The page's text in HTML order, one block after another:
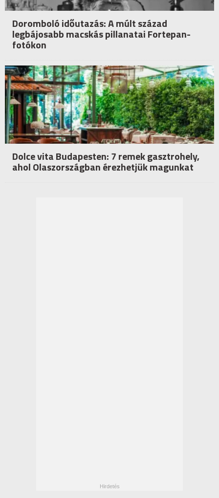
Doromboló időutazás: A múlt század
legbájosabb macskás pillanatai Fortepan-
fotókon
Dolce vita Budapesten: 7 remek gasztrohely,
ahol Olaszországban érezhetjük magunkat